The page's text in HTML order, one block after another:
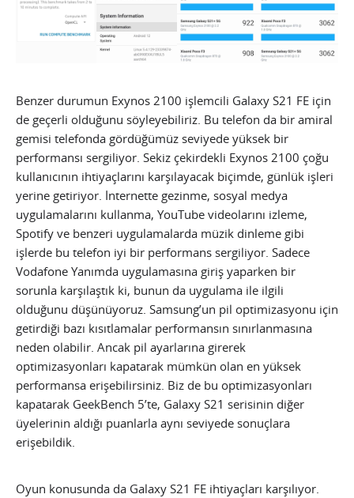
Benzer durumun Exynos 2100 işlemcili Galaxy S21 FE için
de geçerli olduğunu söyleyebiliriz. Bu telefon da bir amiral
gemisi telefonda gördüğümüz seviyede yüksek bir
performansı sergiliyor. Sekiz çekirdekli Exynos 2100 çoğu
kullanıcının ihtiyaçlarını karşılayacak biçimde, günlük işleri
yerine getiriyor. İnternette gezinme, sosyal medya
uygulamalarını kullanma, YouTube videolarını izleme,
Spotify ve benzeri uygulamalarda müzik dinleme gibi
işlerde bu telefon iyi bir performans sergiliyor. Sadece
Vodafone Yanımda uygulamasına giriş yaparken bir
sorunla karşılaştık ki, bunun da uygulama ile ilgili
olduğunu düşünüyoruz. Samsung’un pil optimizasyonu için
getirdiği bazı kısıtlamalar performansın sınırlanmasına
neden olabilir. Ancak pil ayarlarına girerek
optimizasyonları kapatarak mümkün olan en yüksek
performansa erişebilirsiniz. Biz de bu optimizasyonları
kapatarak GeekBench 5’te, Galaxy S21 serisinin diğer
üyelerinin aldığı puanlarla aynı seviyede sonuçlara
erişebildik.
Oyun konusunda da Galaxy S21 FE ihtiyaçları karşılıyor.